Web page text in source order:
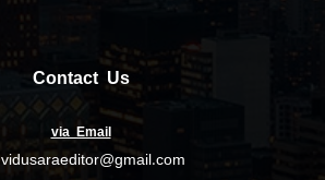
Contact Us
via Email
vidusaraeditor@gmail.com